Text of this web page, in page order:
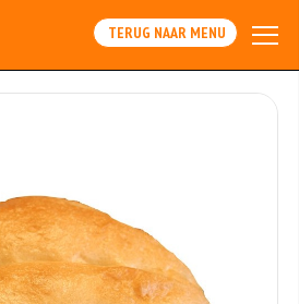
TERUG NAAR MENU